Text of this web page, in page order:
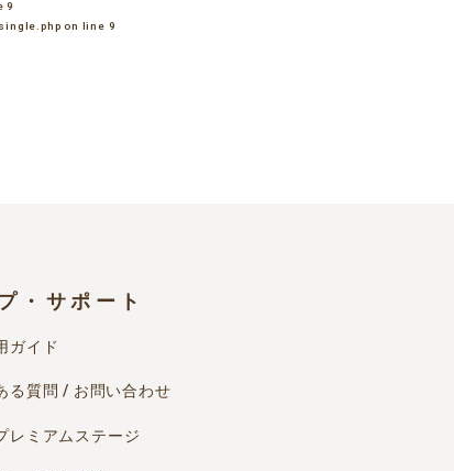
9
on line 9
・サポート
ガイド
る質問 / お問い合わせ
レミアムステージ